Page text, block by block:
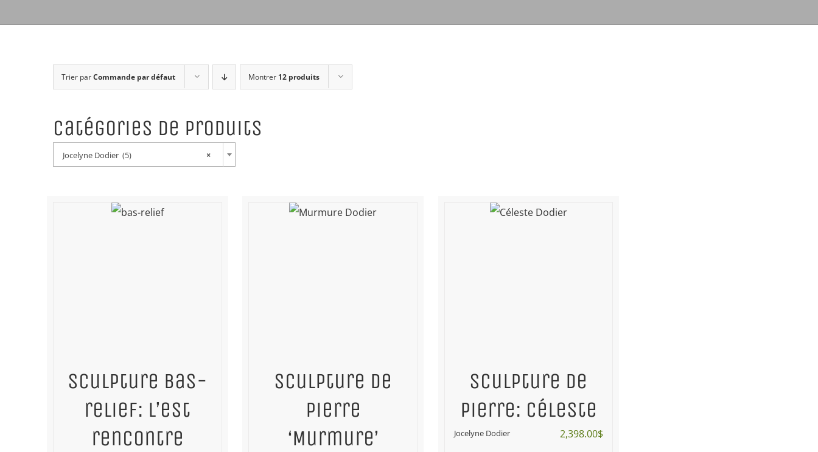
Trier parCommande par défaut Montrer 12 produits
Catégories de produits
×
Jocelyne Dodier (5)
Sculpture bas-
relief: L’est
rencontre
Sculpture de
pierre
‘Murmure’
Sculpture de
pierre: Céleste
Jocelyne Dodier 2,398.00$